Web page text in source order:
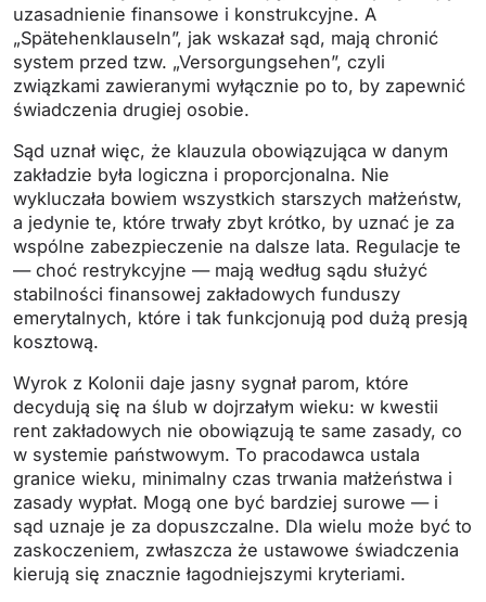
uzasadnienie finansowe i konstrukcyjne. A
„Spätehenklauseln”, jak wskazał sąd, mają chronić
system przed tzw. „Versorgungsehen”, czyli
związkami zawieranymi wyłącznie po to, by zapewnić
świadczenia drugiej osobie.
Sąd uznał więc, że klauzula obowiązująca w danym
zakładzie była logiczna i proporcjonalna. Nie
wykluczała bowiem wszystkich starszych małżeństw,
a jedynie te, które trwały zbyt krótko, by uznać je za
wspólne zabezpieczenie na dalsze lata. Regulacje te
— choć restrykcyjne — mają według sądu służyć
stabilności finansowej zakładowych funduszy
emerytalnych, które i tak funkcjonują pod dużą presją
kosztową.
Wyrok z Kolonii daje jasny sygnał parom, które
decydują się na ślub w dojrzałym wieku: w kwestii
rent zakładowych nie obowiązują te same zasady, co
w systemie państwowym. To pracodawca ustala
granice wieku, minimalny czas trwania małżeństwa i
zasady wypłat. Mogą one być bardziej surowe — i
sąd uznaje je za dopuszczalne. Dla wielu może być to
zaskoczeniem, zwłaszcza że ustawowe świadczenia
kierują się znacznie łagodniejszymi kryteriami.